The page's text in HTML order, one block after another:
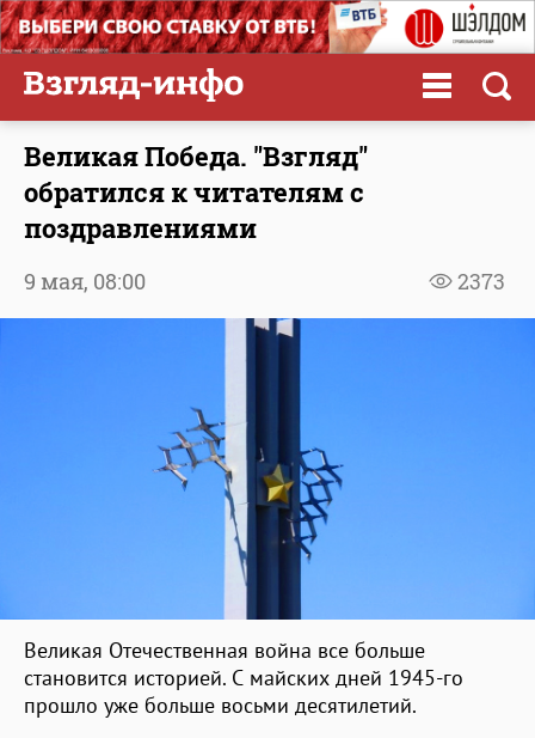
Великая Победа. "Взгляд"
обратился к читателям с
поздравлениями
2373
9 мая, 08:00
Великая Отечественная война все больше
становится историей. С майских дней 1945-го
прошло уже больше восьми десятилетий.